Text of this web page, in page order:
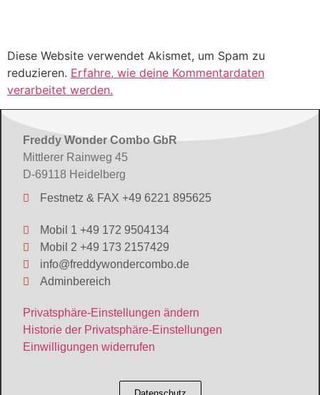
Diese Website verwendet Akismet, um Spam zu
reduzieren. Erfahre, wie deine Kommentardaten
verarbeitet werden.
Freddy Wonder Combo GbR
Mittlerer Rainweg 45
D-69118 Heidelberg
Festnetz & FAX +49 6221 895625
Mobil 1 +49 172 9504134
Mobil 2 +49 173 2157429
info@freddywondercombo.de
Adminbereich
Privatsphäre-Einstellungen ändern
Historie der Privatsphäre-Einstellungen
Einwilligungen widerrufen